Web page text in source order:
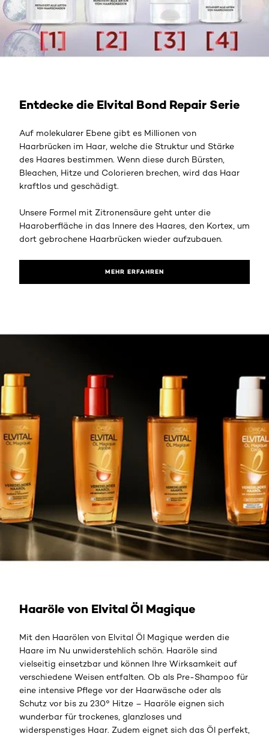
Entdecke die Elvital Bond Repair Serie
Auf molekularer Ebene gibt es Millionen von
Haarbrücken im Haar, welche die Struktur und Stärke
des Haares bestimmen. Wenn diese durch Bürsten,
Bleachen, Hitze und Colorieren brechen, wird das Haar
kraftlos und geschädigt.
Unsere Formel mit Zitronensäure geht unter die
Haaroberfläche in das Innere des Haares, den Kortex, um
dort gebrochene Haarbrücken wieder aufzubauen.
MEHR ERFAHREN
Haaröle von Elvital Öl Magique
Mit den Haarölen von Elvital Öl Magique werden die
Haare im Nu unwiderstehlich schön. Haaröle sind
vielseitig einsetzbar und können Ihre Wirksamkeit auf
verschiedene Weisen entfalten. Ob als Pre-Shampoo für
eine intensive Pflege vor der Haarwäsche oder als
Schutz vor bis zu 230° Hitze – Haaröle eignen sich
wunderbar für trockenes, glanzloses und
widerspenstiges Haar. Zudem eignet sich das Öl perfekt,